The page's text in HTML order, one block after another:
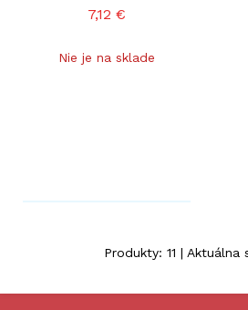
7,12 €
Nie je na sklade
Produkty: 11 | Aktuálna